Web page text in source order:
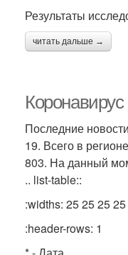
Результаты
читать дальше →
Последние
19. Всего в
803. На данный
.. list-table::
:widths: 25 25 25 25
:header-rows: 1